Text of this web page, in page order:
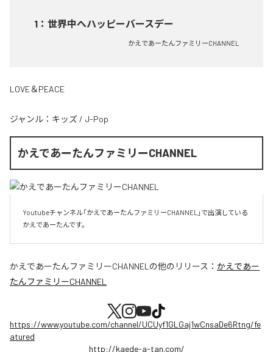
1 ： 世界中へハッピーバースデー
かえであーたんファミリーCHANNEL
LOVE＆PEACE
ジャンル： キッズ / J-Pop
かえであーたんファミリーCHANNEL
Youtubeチャンネル「かえであーたんファミリーCHANNEL」で出演している
かえであーたんです。
かえであーたんファミリーCHANNEL の他のリリース： かえであー
たんファミリーCHANNEL
https://www.youtube.com/channel/UCUyf1GLGaj1wCnsaDe6Rtng/fe
atured
http://kaede-a-tan.com/